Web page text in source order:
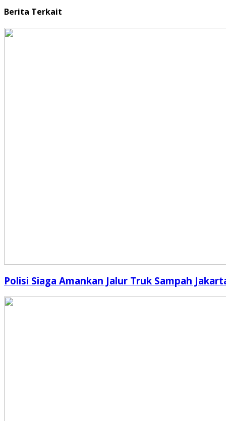
Berita Terkait
Polisi Siaga Amankan Jalur Truk Sampah